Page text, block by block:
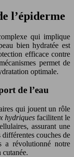
l’épiderme
qui implique
bien hydratée est
efficace contre
permet de
optimale.
de l’eau
qui jouent un rôle
hydriques facilitent le
assurant une
couches de
a révolutionné notre
cutanée.